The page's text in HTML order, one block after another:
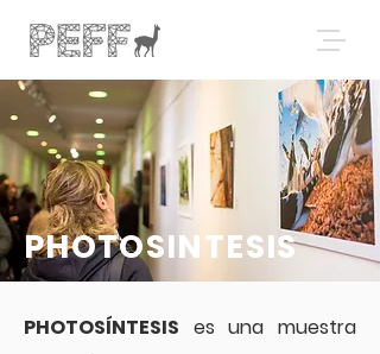
PHOTOSINTESIS
PHOTOSÍNTESIS es una muestra